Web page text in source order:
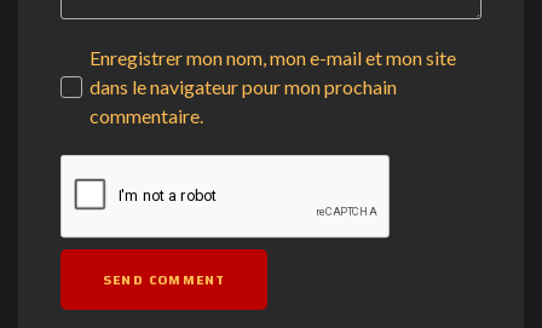
Enregistrer mon nom, mon e-mail et mon site
dans le navigateur pour mon prochain
commentaire.